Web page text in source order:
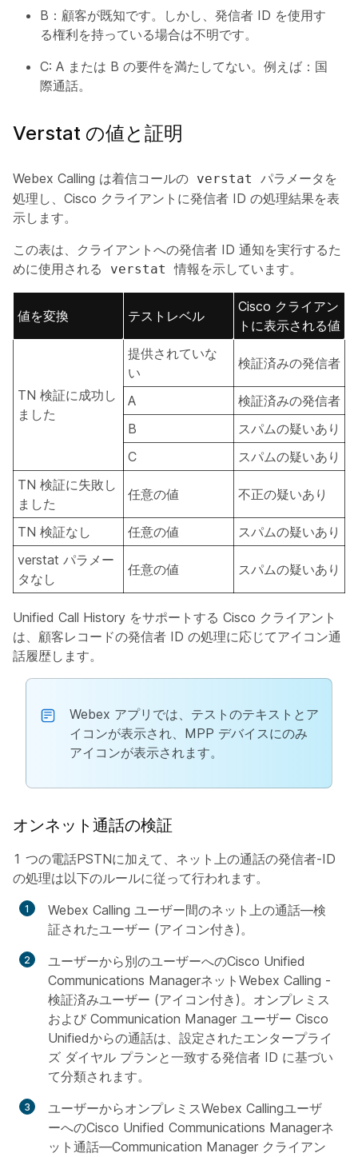
B：顧客が既知です。しかし、発信者 ID を使用す
る権利を持っている場合は不明です。
C: A または B の要件を満たしてない。例えば：国
際通話。
Verstat の値と証明
Webex Calling は着信コールの verstat
パラメータを
処理し、Cisco クライアントに発信者 ID の処理結果を表
示します。
この表は、クライアントへの発信者 ID 通知を実行するた
めに使用される
verstat 情報を示しています。
値を変換 テストレベル
Cisco クライアン
トに表示される値
TN 検証に成功し
ました
提供されていな
い
検証済みの発信者
A
検証済みの発信者
B
スパムの疑いあり
C
スパムの疑いあり
TN 検証に失敗し
ました
任意の値 不正の疑いあり
TN 検証なし 任意の値
スパムの疑いあり
verstat パラメー
タなし
任意の値 スパムの疑いあり
Unified Call History をサポートする Cisco クライアント
は、顧客レコードの発信者 ID の処理に応じてアイコン通
話履歴します。
Webex アプリでは、テストのテキストとア
イコンが表示され、MPP デバイスにのみ
アイコンが表示されます。
オンネット通話の検証
1 つの電話PSTNに加えて、ネット上の通話の発信者-ID
の処理は以下のルールに従って行われます。
Webex Calling ユーザー間のネット上の通話—検
証されたユーザー (アイコン付き)。
ユーザーから別のユーザーへのCisco Unified
Communications ManagerネットWebex Calling -
検証済みユーザー (アイコン付き)。オンプレミス
および Communication Manager ユーザー Cisco
Unifiedからの通話は、設定されたエンタープライ
ズ ダイヤル プランと一致する発信者 ID に基づい
て分類されます。
ユーザーからオンプレミスWebex Callingユーザ
ーへのCisco Unified Communications Managerネ
ット通話—Communication Manager クライアン